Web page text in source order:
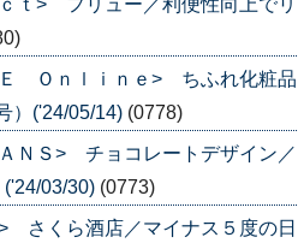
ｔ> フリュー／利便性向上でリ
Ｏｎｌｉｎｅ> ちふれ化粧品
）('24/05/14) (0778)
ＮＳ> チョコレートデザイン／
03/30) (0773)
さくら酒店／マイナス５度の日